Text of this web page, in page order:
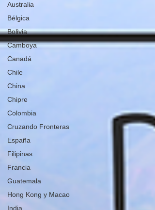
Australia
Bélgica
Bolivia
Camboya
Canadá
Chile
China
Chipre
Colombia
Cruzando Fronteras
España
Filipinas
Francia
Guatemala
Hong Kong y Macao
India